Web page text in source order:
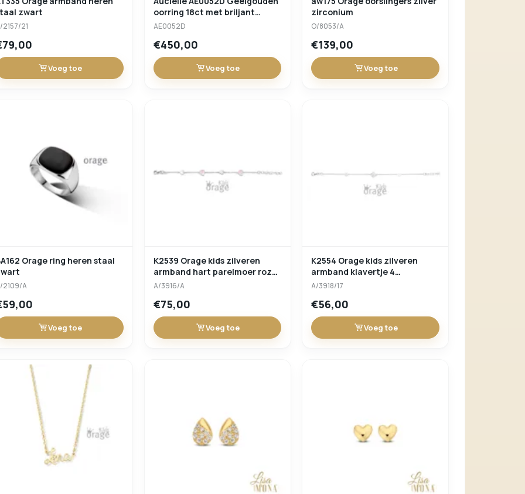
zwart
2157/21
Voeg toe
oorring 18ct met briljant
0.06ct
AE0052D
€450,00
Voeg toe
zirconium
O/8053/A
€139,00
Voeg toe
Orage ring heren staal
2109/A
Voeg toe
K2539 Orage kids zilveren
armband hart parelmoer roze
lengte 17cm
A/3916/A
€75,00
Voeg toe
K2554 Orage kids zilveren
armband klavertje 4
parelmoer
A/3918/17
€56,00
Voeg toe